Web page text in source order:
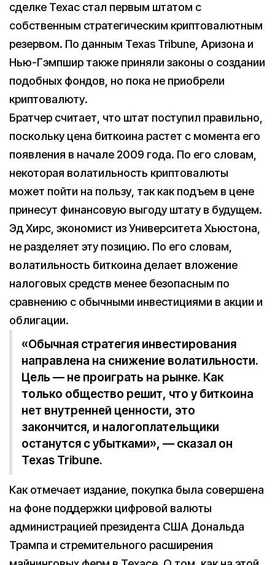
сделке Техас стал первым штатом с
собственным стратегическим криптовалютным
резервом. По данным Texas Tribune, Аризона и
Нью-Гэмпшир также приняли законы о создании
подобных фондов, но пока не приобрели
криптовалюту.
Братчер считает, что штат поступил правильно,
поскольку цена биткоина растет с момента его
появления в начале 2009 года. По его словам,
некоторая волатильность криптовалюты
может пойти на пользу, так как подъем в цене
принесут финансовую выгоду штату в будущем.
Эд Хирс, экономист из Университета Хьюстона,
не разделяет эту позицию. По его словам,
волатильность биткоина делает вложение
налоговых средств менее безопасным по
сравнению с обычными инвестициями в акции и
облигации.
«Обычная стратегия инвестирования
направлена на снижение волатильности.
Цель — не проиграть на рынке. Как
только общество решит, что у биткоина
нет внутренней ценности, это
закончится, и налогоплательщики
останутся с убытками», — сказал он
Texas Tribune.
Как отмечает издание, покупка была совершена
на фоне поддержки цифровой валюты
администрацией президента США Дональда
Трампа и стремительного расширения